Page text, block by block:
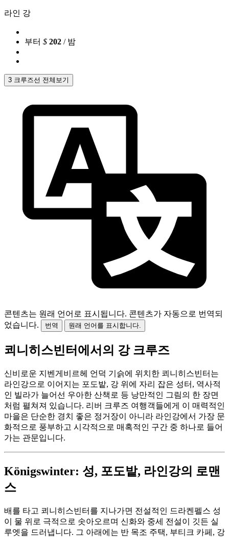
라인 강
부터 $ 202 / 밤
3 크루즈선 전체보기
콘텐츠는 원래 언어로 표시됩니다. 콘텐츠가 자동으로 번역되
었습니다.
번역 원래 언어를 표시합니다.
쾨니히스빈터에서의 강 크루즈
신비로운 지벤게비르헤 언덕 기슭에 위치한 쾨니히스빈터는
라인강으로 이어지는 포도밭, 강 위에 자리 잡은 성터, 역사적
인 빌라가 늘어선 우아한 산책로 등 낭만적인 그림의 한 장면
처럼 펼쳐져 있습니다. 리버 크루즈 여행객들에게 이 매력적인
마을은 단순한 경치 좋은 정거장이 아니라 라인강에서 가장 문
화적으로 풍부하고 시각적으로 매혹적인 구간 중 하나로 들어
가는 관문입니다.
Königswinter: 성, 포도밭, 라인강의 로맨
스
배를 타고 쾨니히스빈터를 지나가면 전설적인 드라켄펠스 성
이 물 위로 극적으로 솟아오르며 신화와 중세 전설이 깃든 실
루엣을 드러냅니다. 그 아래에는 반 목조 주택, 부티크 카페, 강